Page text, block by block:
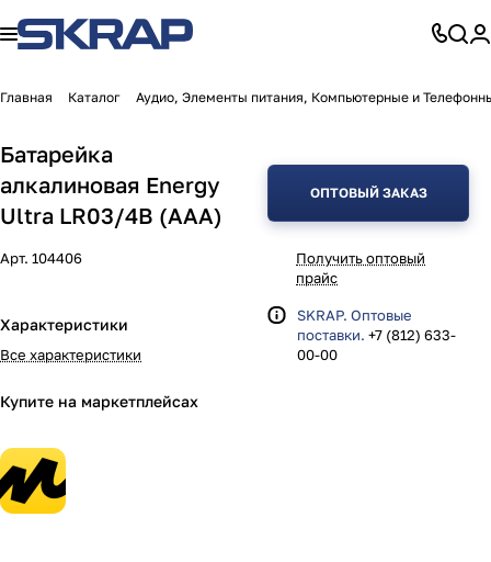
Главная Каталог Аудио, Элементы питания, Компьютерные и
Батарейка
алкалиновая Energy
Ultra LR03/4B (АAА)
Арт. 104406
Характеристики
Все характеристики
Купите на маркетплейсах
ОПТОВЫЙ ЗАКАЗ
Получить оптовый
прайс
SKRAP. Оптовые
поставки. +7 (812) 633-
00-00